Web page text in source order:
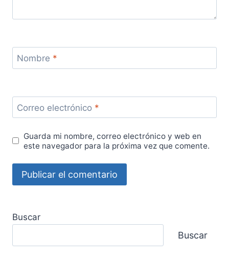
Nombre *
Correo electrónico *
Guarda mi nombre, correo electrónico y web en
este navegador para la próxima vez que comente.
Buscar
Buscar